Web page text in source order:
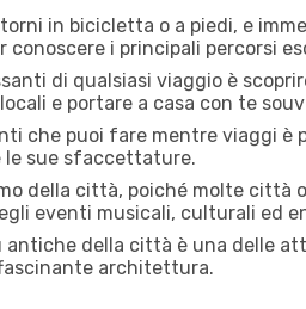
in bicicletta o a piedi, e
i principali percorsi
di qualsiasi viaggio è
e portare a casa con te
che puoi fare mentre viaggi è
le sue sfaccettature.
della città, poiché molte
eventi musicali, culturali ed
antiche della città è una delle
architettura.